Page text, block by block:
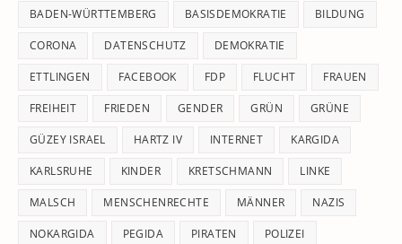
BADEN-WÜRTTEMBERG BASISDEMOKRATIE BILDUNG
CORONA DATENSCHUTZ DEMOKRATIE
ETTLINGEN FACEBOOK FDP FLUCHT FRAUEN
FREIHEIT FRIEDEN GENDER GRÜN GRÜNE
GÜZEY ISRAEL HARTZ IV INTERNET KARGIDA
KARLSRUHE KINDER KRETSCHMANN LINKE
MALSCH MENSCHENRECHTE MÄNNER NAZIS
NOKARGIDA PEGIDA PIRATEN POLIZEI